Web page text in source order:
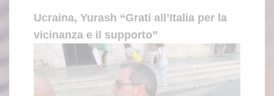
Ucraina, Yurash “Grati all’Italia per la
vicinanza e il supporto”